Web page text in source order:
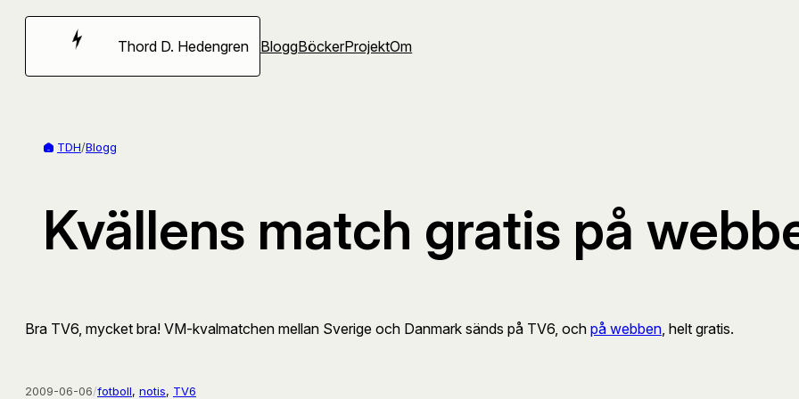
Hoppa
Thord D. Hedengren BloggBöckerProjektOm
TDH/Blogg
Kvällens match gratis på
Bra TV6, mycket bra! VM-kvalmatchen mellan Sverige och Danmark sänds på TV6, och på webben , helt gratis.
2009-06-06/fotboll, notis, TV6